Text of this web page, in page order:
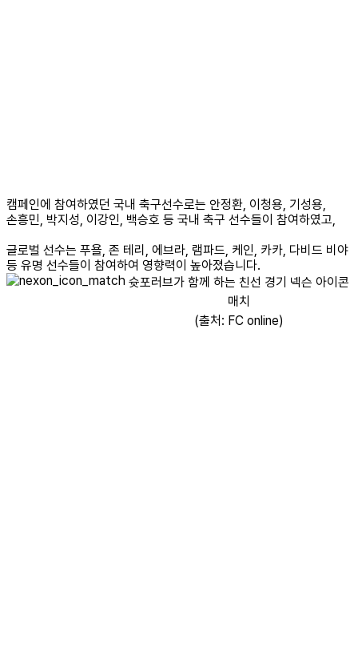
캠페인에 참여하였던 국내 축구선수로는 안정환, 이청용, 기성용,
손흥민, 박지성, 이강인, 백승호 등 국내 축구 선수들이 참여하였고,
글로벌 선수는 푸욜, 존 테리, 에브라, 램파드, 케인, 카카, 다비드 비야
등 유명 선수들이 참여하여 영향력이 높아졌습니다.
슛포러브가 함께 하는 친선 경기 넥슨 아이콘
매치
(출처: FC online)